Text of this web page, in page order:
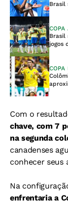
Brasil
COPA
Brasil
jogos
COPA
Com o
chave, com 7
na segunda
canadenses
conhecer seus
Na
enfrentaria a